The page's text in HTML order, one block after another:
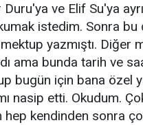
ve Elif Su'ya ayrı
istedim. Sonra
yazmıştı. Diğer
ama bunda tarih ve
bugün için bana özel
nasip etti. Okudum.
hep kendinden sonra